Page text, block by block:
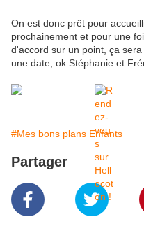
On est donc prêt pour
prochainement et pour une
d'accord sur un point, ça
une date, ok Stéphanie et
#Mes bons plans Enfants
Partager